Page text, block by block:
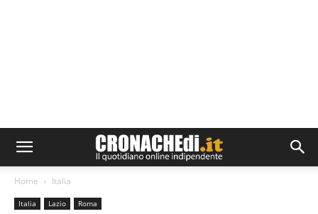
Home Italia
Italia Lazio Roma